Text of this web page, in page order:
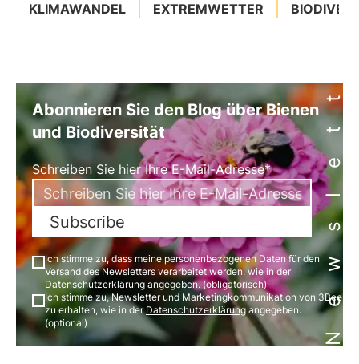
KLIMAWANDEL EXTREMWETTER Newsletter
Abonnieren Sie den Blog über Bienen
und Biodiversität
Schreiben Sie hier Ihre E-Mail-Adresse*
Subscribe
Ich stimme zu, dass meine personenbezogenen Daten für den
Versand des Newsletters verarbeitet werden, wie in der
Datenschutzerklärung angegeben. (obligatorisch)
Ich stimme zu, Newsletter und Marketingkommunikation von 3Bee
zu erhalten, wie in derDatenschutzerklärungangegeben.
(optional)